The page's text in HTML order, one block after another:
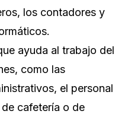
los contadores y
ayuda al trabajo del
como las
el personal
cafetería o de